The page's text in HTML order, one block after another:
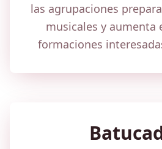
las agrupaciones
musicales y aumenta
formaciones